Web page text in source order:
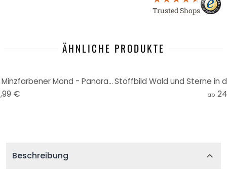
Trusted Shops
ÄHNLICHE PRODUKTE
Stoffbild SpaceFrog Designs - Minzfarbener Mond - Panorama
€
Stoffbild Wald und Sterne in
ab
Beschreibung